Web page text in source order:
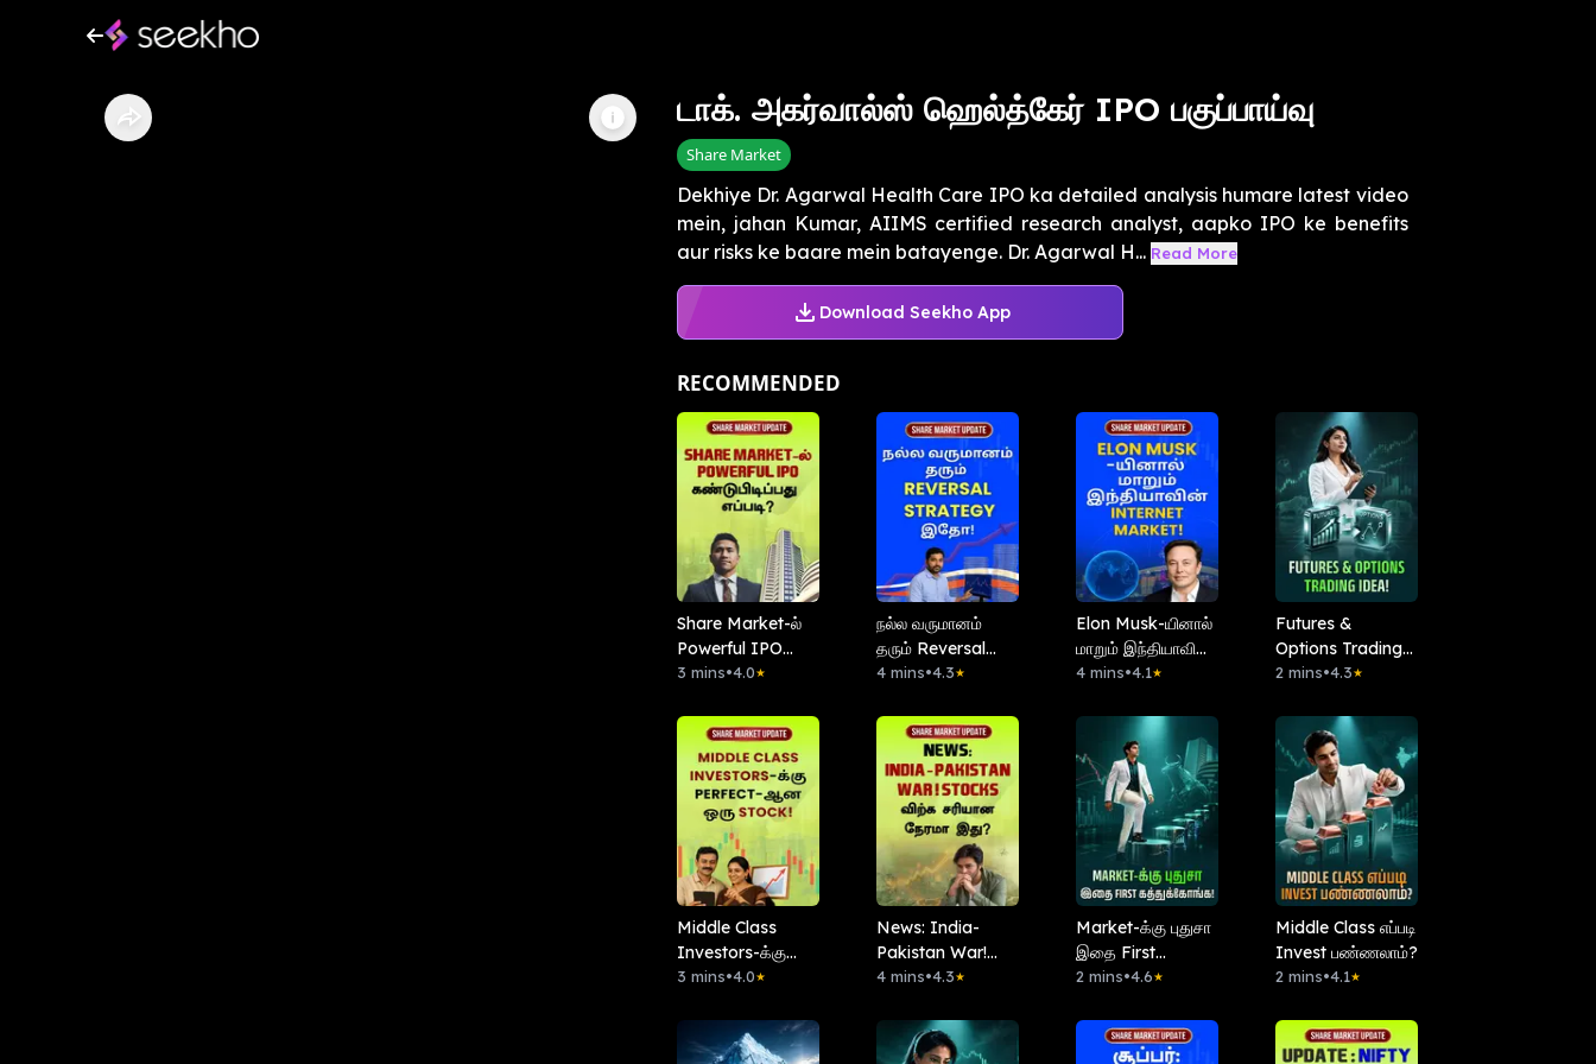
டாக். அகர்வால்ஸ் ஹெல்த்கேர் IPO பகுப்பாய்வு
Share Market
Dekhiye Dr. Agarwal Health Care IPO ka detailed analysis humare latest video
mein, jahan Kumar, AIIMS certified research analyst, aapko IPO ke benefits
aur risks ke baare mein batayenge. Dr. Agarwal H... Read More
Download Seekho App
RECOMMENDED
Share Market-ல்
Powerful IPO
கண்டுபிடிப்பது
3 mins•4.0★
நல்ல வருமானம்
தரும் Reversal
Strategy இதோ!
4 mins•4.3★
Elon Musk-யினால்
மாறும் இந்தியாவின்
Internet Market!
4 mins•4.1★
Futures &
Options Trading
Idea!
2 mins•4.3★
Middle Class
Investors-க்கு
Perfect-ஆன ஒரு
3 mins•4.0★
News: India-
Pakistan War!
Stocks விற்க
இது?
4 mins•4.3★
Market-க்கு புதுசா
இதை First
கத்துக்கோங்க!
2 mins•4.6★
Middle Class எப்படி
Invest பண்ணலாம்?
2 mins•4.1★